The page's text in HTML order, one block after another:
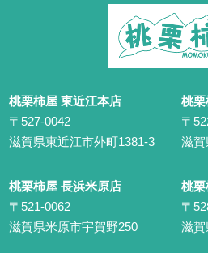
桃栗柿屋 東近江本店
〒527-0042
滋賀県東近江市外町1381-3
桃栗
〒
滋賀
桃栗柿屋 長浜米原店
〒521-0062
滋賀県米原市宇賀野250
桃栗
〒
滋賀